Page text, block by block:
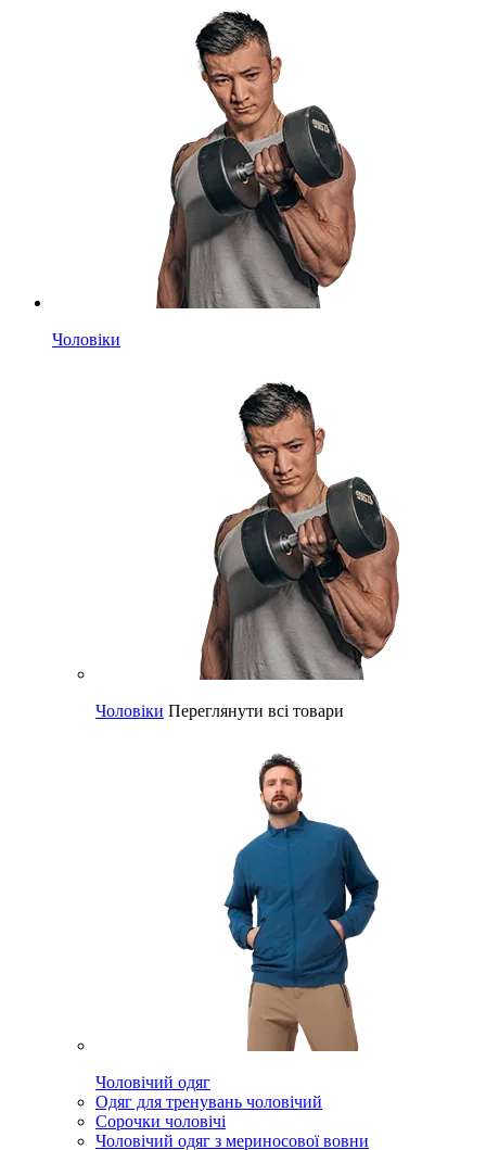
Чоловіки
Чоловіки Переглянути всі товари
Чоловічий одяг
Одяг для тренувань чоловічий
Сорочки чоловічі
Чоловічий одяг з мериносової вовни